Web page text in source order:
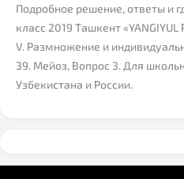
Подробное решение, ответы и
класс 2019 Ташкент «YANGIYUL
V. Размножение и
39. Meйоз, Вопрос 3. Для
Узбекистана и России.